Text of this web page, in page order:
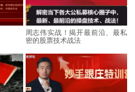
周志伟实战！揭开最前沿、最私
密的股票技术战法